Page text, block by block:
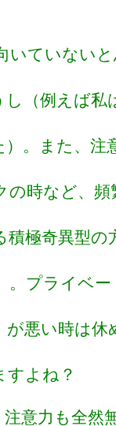
いていない
（例えば私
。また、注
の時など、頻
積極奇異型の
。プライベ
が悪い時は休
すよね？
意力も全然